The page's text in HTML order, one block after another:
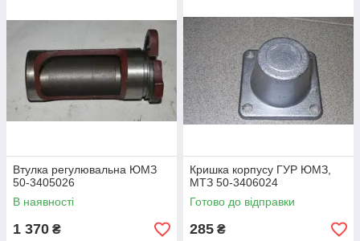
Втулка регулювальна ЮМЗ
50-3405026
В наявності
1 370 ₴
Кришка корпусу ГУР ЮМЗ,
МТЗ 50-3406024
Готово до відправки
285 ₴